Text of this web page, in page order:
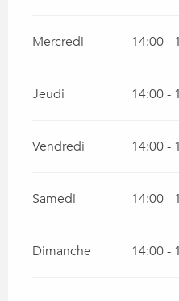
Mercredi 14:00 -
Jeudi 14:00 -
Vendredi 14:00 -
Samedi 14:00 -
Dimanche 14:00 -